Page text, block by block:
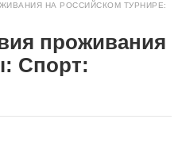
НА РОССИЙСКОМ ТУРНИРЕ:
проживания
Спорт: